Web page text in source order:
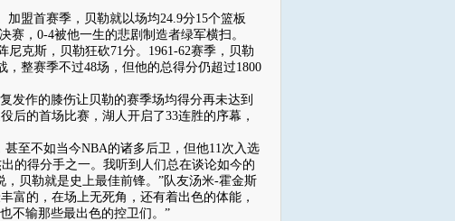
盟首赛季，贝勒就以场均24.9分15个篮板
赛，0-4被他一生的悲剧制造者绿军横扫。
克斯，贝勒狂砍71分。1961-62赛季，贝勒
整赛季不过48场，但他的总得分仍超过1800
作的膝伤让贝勒的赛季场均得分再未达到
后的首场比赛，湖人开启了33连胜的序幕，
至不如当今NBA的诸多后卫，但他11次入选
的得分手之一。我听到人们总在谈论如今的
贝勒就是史上最佳前锋。”队友汤米-霍金斯
富的，在场上无死角，还有着出色的体能，
不输那些最出色的控卫们。”